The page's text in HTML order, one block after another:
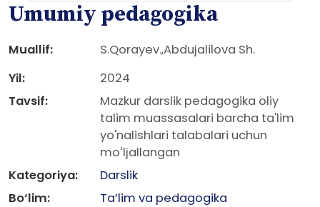
Umumiy pedagogika
Muallif:
S.Qorayev.,Abdujalilova Sh.
Yil:
2024
Tavsif:
Mazkur darslik pedagogika oliy
talim muassasalari barcha ta'lim
yo'nalishlari talabalari uchun
moʻljallangan
Kategoriya:
Darslik
Bo‘lim:
Ta’lim va pedagogika